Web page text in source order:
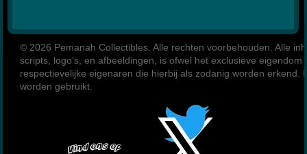
© 2026 Pemanah Collectibles. Alle rechten voorbehouden. Alle
scripts, logo's, en afbeeldingen, is ofwel het exclusieve
respectievelijke eigenaren die hierbij als zodanig worden